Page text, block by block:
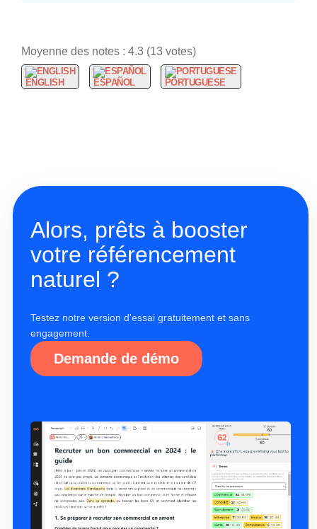
Moyenne des notes : 4.3 (13 votes)
ENGLISH ESPAÑOL PORTUGUESE
Alors, prêts à booster
votre référencement
naturel ?
Testez notre version d'essai gratuitement et sans
engagement.
Demande de démo